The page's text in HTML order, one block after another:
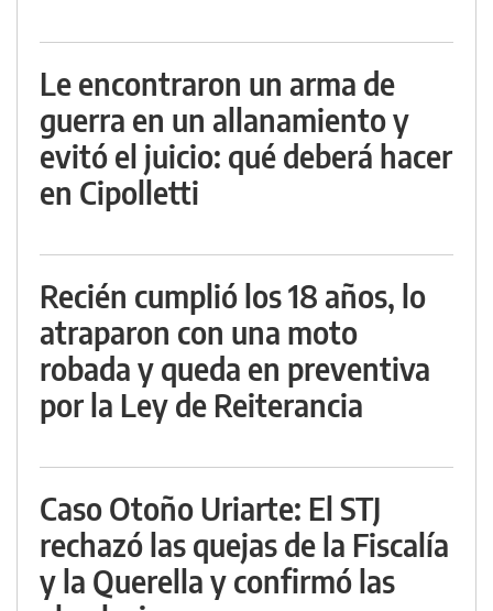
Le encontraron un arma de
guerra en un allanamiento y
evitó el juicio: qué deberá hacer
en Cipolletti
Recién cumplió los 18 años, lo
atraparon con una moto
robada y queda en preventiva
por la Ley de Reiterancia
Caso Otoño Uriarte: El STJ
rechazó las quejas de la Fiscalía
y la Querella y confirmó las